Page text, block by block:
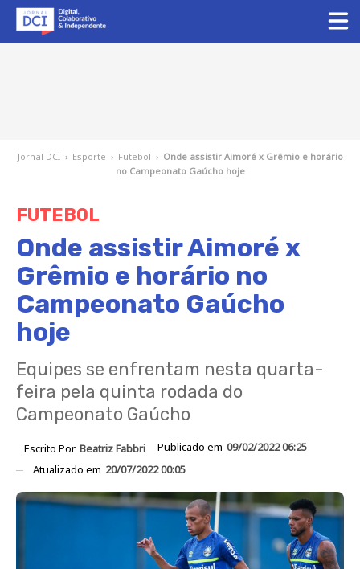
Jornal DCI › Esporte › Futebol › Onde assistir Aimoré x Grêmio e horário
no Campeonato Gaúcho hoje
FUTEBOL
Onde assistir Aimoré x
Grêmio e horário no
Campeonato Gaúcho
hoje
Equipes se enfrentam nesta quarta-
feira pela quinta rodada do
Campeonato Gaúcho
Escrito Por Beatriz Fabbri Publicado em 09/02/2022 06:25
Atualizado em 20/07/2022 00:05